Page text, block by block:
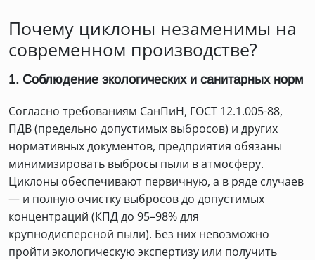
Почему циклоны незаменимы на
современном производстве?
1. Соблюдение экологических и санитарных норм
Согласно требованиям СанПиН, ГОСТ 12.1.005-88,
ПДВ (предельно допустимых выбросов) и других
нормативных документов, предприятия обязаны
минимизировать выбросы пыли в атмосферу.
Циклоны обеспечивают первичную, а в ряде случаев
— и полную очистку выбросов до допустимых
концентраций (КПД до 95–98% для
крупнодисперсной пыли). Без них невозможно
пройти экологическую экспертизу или получить